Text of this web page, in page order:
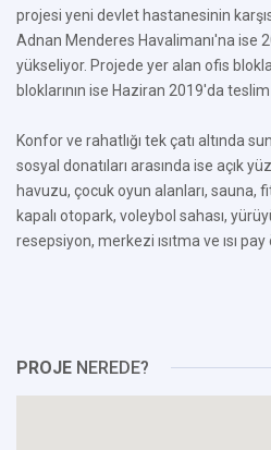
projesi yeni devlet hastanesinin
Adnan Menderes Havalimanı'na ise
yükseliyor. Projede yer alan ofis
bloklarının ise Haziran 2019'da
Konfor ve rahatlığı tek çatı altında
sosyal donatıları arasında ise açık
havuzu, çocuk oyun alanları, sauna,
kapalı otopark, voleybol sahası,
resepsiyon, merkezi ısıtma ve ısı
PROJE NEREDE?